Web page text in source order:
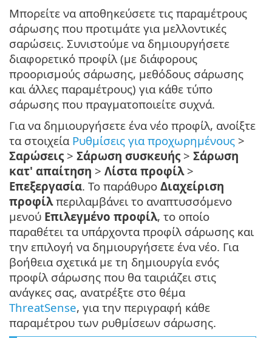
Μπορείτε να αποθηκεύσετε τις παραμέτρους
σάρωσης που προτιμάτε για μελλοντικές
σαρώσεις. Συνιστούμε να δημιουργήσετε
διαφορετικό προφίλ (με διάφορους
προορισμούς σάρωσης, μεθόδους σάρωσης
και άλλες παραμέτρους) για κάθε τύπο
σάρωσης που πραγματοποιείτε συχνά.
Για να δημιουργήσετε ένα νέο προφίλ, ανοίξτε
τα στοιχεία Ρυθμίσεις για προχωρημένους >
Σαρώσεις > Σάρωση συσκευής > Σάρωση
κατ' απαίτηση > Λίστα προφίλ>
Επεξεργασία. Το παράθυρο Διαχείριση
προφίλπεριλαμβάνει το αναπτυσσόμενο
μενού Επιλεγμένο προφίλ, το οποίο
παραθέτει τα υπάρχοντα προφίλ σάρωσης και
την επιλογή να δημιουργήσετε ένα νέο. Για
βοήθεια σχετικά με τη δημιουργία ενός
προφίλ σάρωσης που θα ταιριάζει στις
ανάγκες σας, ανατρέξτε στο θέμα
ThreatSense, για την περιγραφή κάθε
παραμέτρου των ρυθμίσεων σάρωσης.